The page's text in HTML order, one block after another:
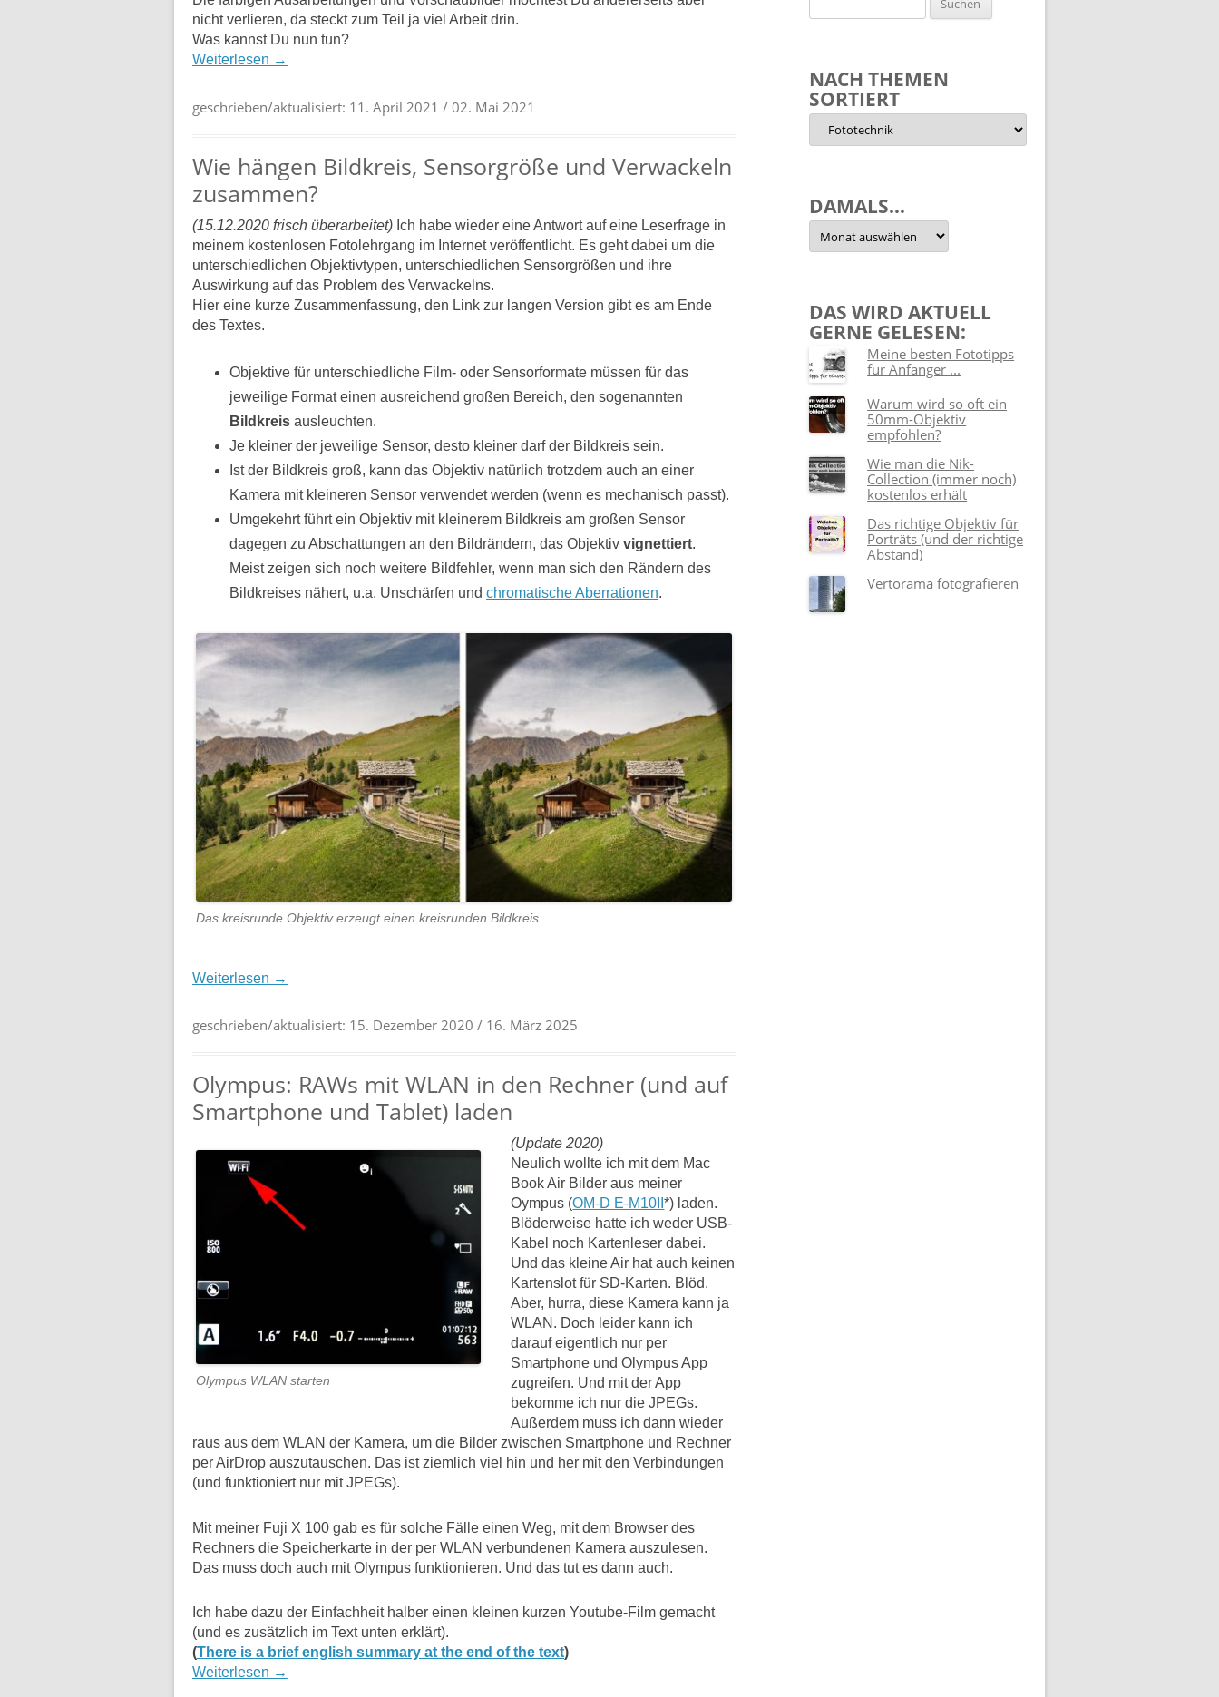
nicht verlieren, da steckt zum Teil ja viel Arbeit drin.
Was kannst Du nun tun?
Weiterlesen →
geschrieben/aktualisiert: 11. April 2021 / 02. Mai 2021
Wie hängen Bildkreis, Sensorgröße und Verwackeln
zusammen?
(15.12.2020 frisch überarbeitet) Ich habe wieder eine Antwort auf eine Leserfrage in
meinem kostenlosen Fotolehrgang im Internet veröffentlicht. Es geht dabei um die
unterschiedlichen Objektivtypen, unterschiedlichen Sensorgrößen und ihre
Auswirkung auf das Problem des Verwackelns.
Hier eine kurze Zusammenfassung, den Link zur langen Version gibt es am Ende
des Textes.
Objektive für unterschiedliche Film- oder Sensorformate müssen für das
jeweilige Format einen ausreichend großen Bereich, den sogenannten
Bildkreis ausleuchten.
Je kleiner der jeweilige Sensor, desto kleiner darf der Bildkreis sein.
Ist der Bildkreis groß, kann das Objektiv natürlich trotzdem auch an einer
Kamera mit kleineren Sensor verwendet werden (wenn es mechanisch passt).
Umgekehrt führt ein Objektiv mit kleinerem Bildkreis am großen Sensor
dagegen zu Abschattungen an den Bildrändern, das Objektivvignettiert.
Meist zeigen sich noch weitere Bildfehler, wenn man sich den Rändern des
Bildkreises nähert, u.a. Unschärfen undchromatische Aberrationen.
Das kreisrunde Objektiv erzeugt einen kreisrunden Bildkreis.
Weiterlesen →
geschrieben/aktualisiert: 15. Dezember 2020 / 16. März 2025
Olympus: RAWs mit WLAN in den Rechner (und auf
Smartphone und Tablet) laden
Olympus WLAN starten
(Update 2020)
Neulich wollte ich mit dem Mac
Book Air Bilder aus meiner
Oympus (OM-D E-M10II*) laden.
Blöderweise hatte ich weder USB-
Kabel noch Kartenleser dabei.
Und das kleine Air hat auch keinen
Kartenslot für SD-Karten. Blöd.
Aber, hurra, diese Kamera kann ja
WLAN. Doch leider kann ich
darauf eigentlich nur per
Smartphone und Olympus App
zugreifen. Und mit der App
bekomme ich nur die JPEGs.
Außerdem muss ich dann wieder
raus aus dem WLAN der Kamera, um die Bilder zwischen Smartphone und Rechner
per AirDrop auszutauschen. Das ist ziemlich viel hin und her mit den Verbindungen
(und funktioniert nur mit JPEGs).
Mit meiner Fuji X 100 gab es für solche Fälle einen Weg, mit dem Browser des
Rechners die Speicherkarte in der per WLAN verbundenen Kamera auszulesen.
Das muss doch auch mit Olympus funktionieren. Und das tut es dann auch.
Ich habe dazu der Einfachheit halber einen kleinen kurzen Youtube-Film gemacht
(und es zusätzlich im Text unten erklärt).
(There is a brief english summary at the end of the text)
Weiterlesen →
nach:
NACH THEMEN
SORTIERT
Nach
Themen
sortiert
DAMALS…
Damals…
DAS WIRD AKTUELL
GERNE GELESEN:
Meine besten Fototipps
für Anfänger ...
Warum wird so oft ein
50mm-Objektiv
empfohlen?
Wie man die Nik-
Collection (immer noch)
kostenlos erhält
Das richtige Objektiv für
Porträts (und der richtige
Abstand)
Vertorama fotografieren